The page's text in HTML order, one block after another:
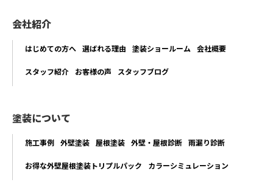
会社紹介
はじめての方へ 選ばれる理由 塗装ショールーム 会社概要
スタッフ紹介 お客様の声 スタッフブログ
塗装について
施工事例 外壁塗装 屋根塗装 外壁・屋根診断 雨漏り診断
お得な外壁屋根塗装トリプルパック カラーシミュレーション